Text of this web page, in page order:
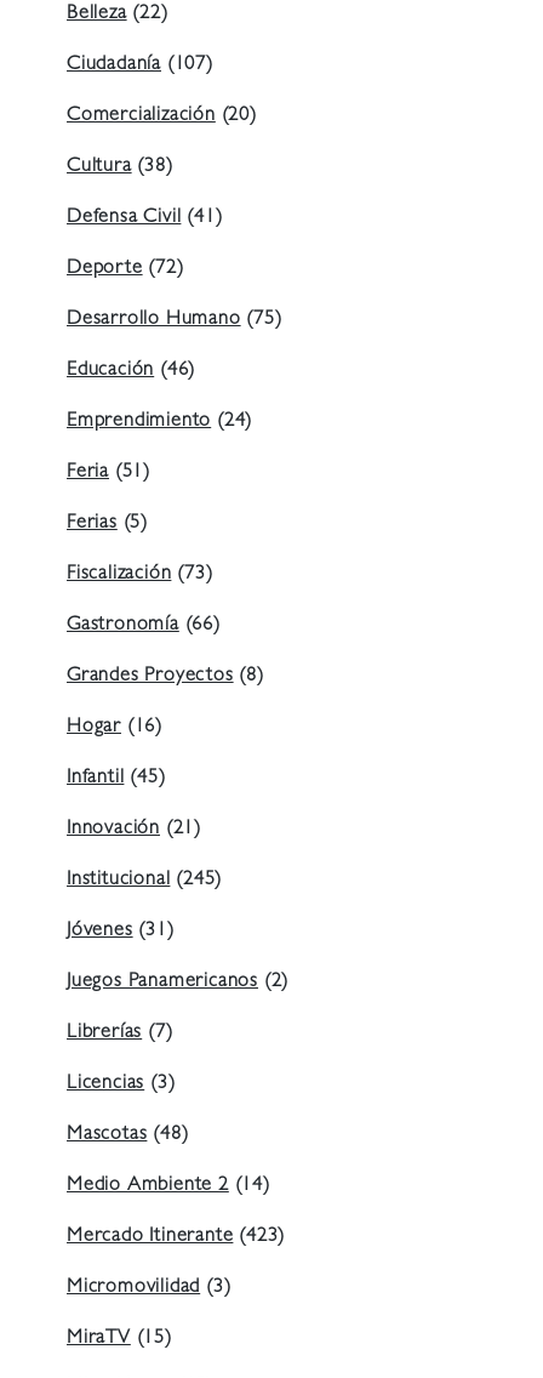
Belleza(22)
Ciudadanía (107)
Comercialización (20)
Cultura(38)
Defensa Civil (41)
Deporte (72)
Desarrollo Humano (75)
Educación (46)
Emprendimiento (24)
Feria (51)
Ferias (5)
Fiscalización (73)
Gastronomía(66)
Grandes Proyectos (8)
Hogar (16)
Infantil (45)
Innovación (21)
Institucional (245)
Jóvenes (31)
Juegos Panamericanos (2)
Librerías (7)
Licencias (3)
Mascotas (48)
Medio Ambiente 2(14)
Mercado Itinerante (423)
Micromovilidad (3)
MiraTV (15)